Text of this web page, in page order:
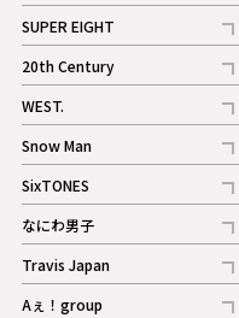
記事
SUPER EIGHT
記事
20th Century
記事
WEST.
記事
Snow Man
記事
ギャラリー
SixTONES
記事
ギャラリー
なにわ男子
記事
Travis Japan
記事
Aぇ！group